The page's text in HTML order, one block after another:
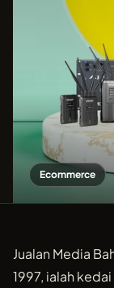
Ecommerce
Jualan Media
1997, ialah